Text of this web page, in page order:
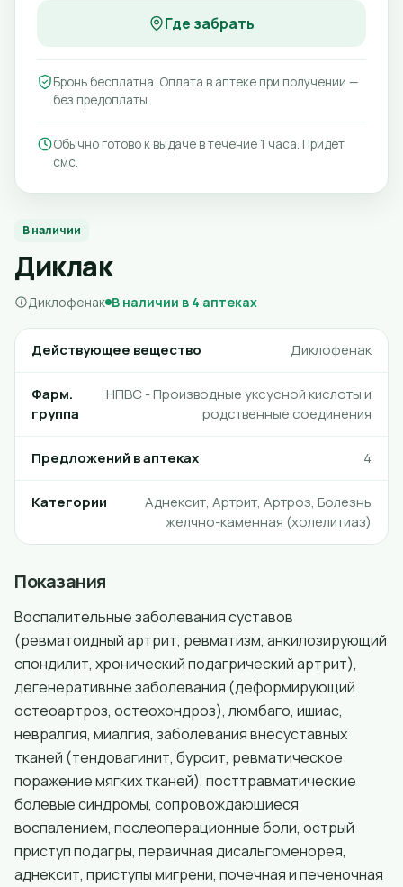
В наличии
Диклак
Диклофенак В наличии в 4 аптеках
Действующее вещество Диклофенак
Фарм.
группа
НПВС - Производные уксусной кислоты и
родственные соединения
Предложений в аптеках 4
Категории
Аднексит, Артрит, Артроз, Болезнь
желчно-каменная (холелитиаз)
Показания
Воспалительные заболевания суставов
(ревматоидный артрит, ревматизм, анкилозирующий
спондилит, хронический подагрический артрит),
дегенеративные заболевания (деформирующий
остеоартроз, остеохондроз), люмбаго, ишиас,
невралгия, миалгия, заболевания внесуставных
тканей (тендовагинит, бурсит, ревматическое
поражение мягких тканей), посттравматические
болевые синдромы, сопровождающиеся
воспалением, послеоперационные боли, острый
приступ подагры, первичная дисальгоменорея,
аднексит, приступы мигрени, почечная и печеночная
Где забрать
Бронь бесплатна. Оплата в аптеке при получении —
без предоплаты.
Обычно готово к выдаче в течение 1 часа. Придёт
смс.